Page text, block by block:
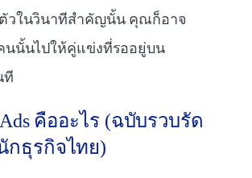
วในวินาทีสำคัญนั้น คุณก็อาจ
นนั้นไปให้คู่แข่งที่รออยู่บน
ที
Ads คืออะไร (ฉบับรวบรัด
กธุรกิจไทย)